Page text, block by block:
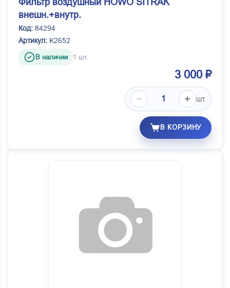
Фильтр воздушный HOWO SITRAK
внешн.+внутр.
Код: 84294
Артикул: K2652
В наличии 1 шт.
3 000 ₽
шт.
В КОРЗИНУ